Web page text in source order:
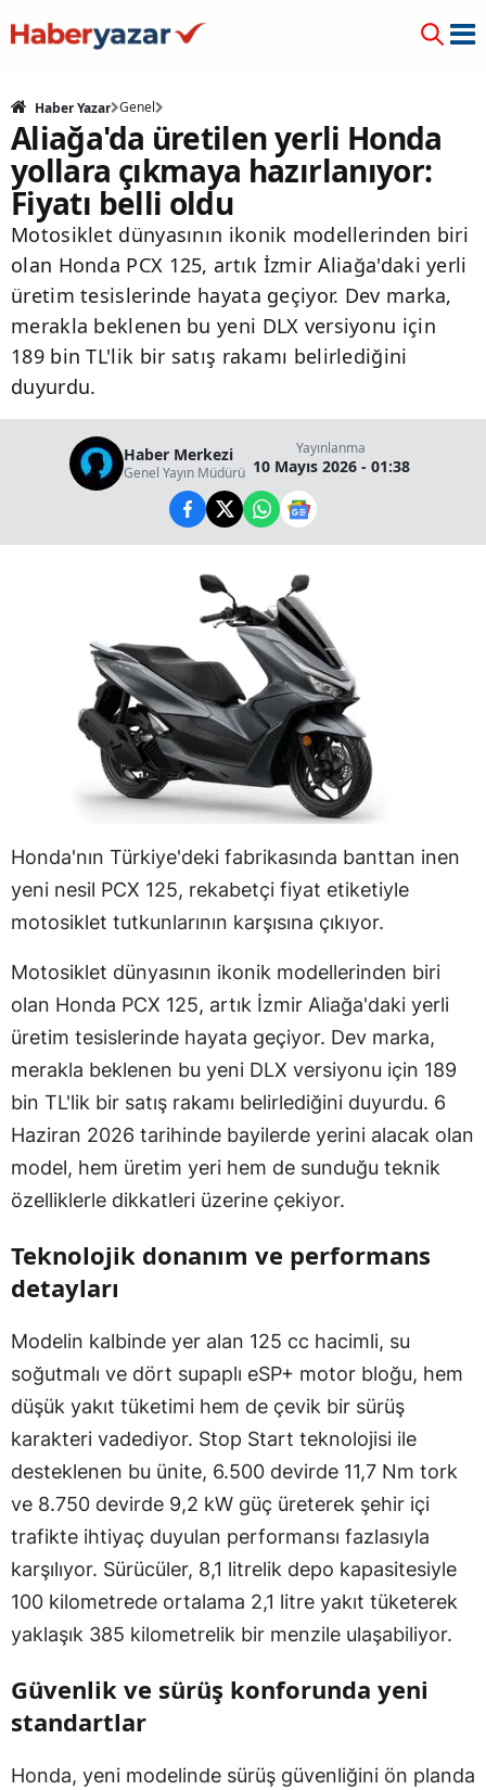
Haber Yazar Genel
Aliağa'da üretilen yerli Honda
yollara çıkmaya hazırlanıyor:
Fiyatı belli oldu
Motosiklet dünyasının ikonik modellerinden biri
olan Honda PCX 125, artık İzmir Aliağa'daki yerli
üretim tesislerinde hayata geçiyor. Dev marka,
merakla beklenen bu yeni DLX versiyonu için
189 bin TL'lik bir satış rakamı belirlediğini
duyurdu.
Haber Merkezi
Genel Yayın Müdürü
Yayınlanma
10 Mayıs 2026 - 01:38
Honda'nın Türkiye'deki fabrikasında banttan inen
yeni nesil PCX 125, rekabetçi fiyat etiketiyle
motosiklet tutkunlarının karşısına çıkıyor.
Motosiklet dünyasının ikonik modellerinden biri
olan Honda PCX 125, artık İzmir Aliağa'daki yerli
üretim tesislerinde hayata geçiyor. Dev marka,
merakla beklenen bu yeni DLX versiyonu için 189
bin TL'lik bir satış rakamı belirlediğini duyurdu. 6
Haziran 2026 tarihinde bayilerde yerini alacak olan
model, hem üretim yeri hem de sunduğu teknik
özelliklerle dikkatleri üzerine çekiyor.
Teknolojik donanım ve performans
detayları
Modelin kalbinde yer alan 125 cc hacimli, su
soğutmalı ve dört supaplı eSP+ motor bloğu, hem
düşük yakıt tüketimi hem de çevik bir sürüş
karakteri vadediyor. Stop Start teknolojisi ile
desteklenen bu ünite, 6.500 devirde 11,7 Nm tork
ve 8.750 devirde 9,2 kW güç üreterek şehir içi
trafikte ihtiyaç duyulan performansı fazlasıyla
karşılıyor. Sürücüler, 8,1 litrelik depo kapasitesiyle
100 kilometrede ortalama 2,1 litre yakıt tüketerek
yaklaşık 385 kilometrelik bir menzile ulaşabiliyor.
Güvenlik ve sürüş konforunda yeni
standartlar
Honda, yeni modelinde sürüş güvenliğini ön planda